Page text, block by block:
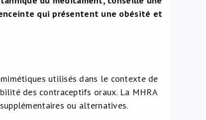
qui présentent une obésité et
utilisés dans le contexte de
des contraceptifs oraux. La MHRA
ou alternatives.